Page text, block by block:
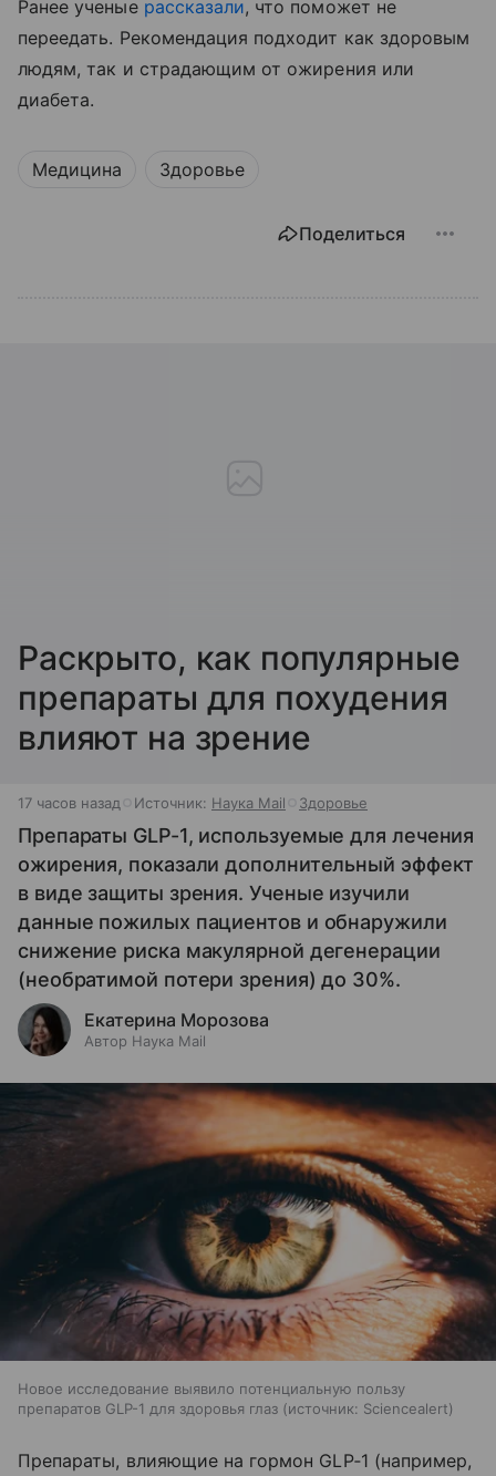
Ранее ученыерассказали, что поможет не
переедать. Рекомендация подходит как здоровым
людям, так и страдающим от ожирения или
диабета.
Медицина Здоровье
Поделиться
Раскрыто, как популярные
препараты для похудения
влияют на зрение
17 часов назад Источник: Наука Mail Здоровье
Препараты GLP-1, используемые для лечения
ожирения, показали дополнительный эффект
в виде защиты зрения. Ученые изучили
данные пожилых пациентов и обнаружили
снижение риска макулярной дегенерации
(необратимой потери зрения) до 30%.
Екатерина Морозова
Автор Наука Mail
Новое исследование выявило потенциальную пользу
препаратов GLP-1 для здоровья глаз
источник: Sciencealert
Препараты, влияющие на гормон GLP‑1 (например,